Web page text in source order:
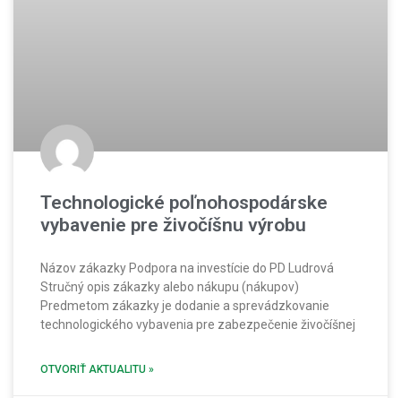
Technologické poľnohospodárske
vybavenie pre živočíšnu výrobu
Názov zákazky Podpora na investície do PD Ludrová
Stručný opis zákazky alebo nákupu (nákupov)
Predmetom zákazky je dodanie a sprevádzkovanie
technologického vybavenia pre zabezpečenie živočíšnej
OTVORIŤ AKTUALITU »